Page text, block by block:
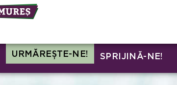
URMĂREȘTE-NE! SPRIJINĂ-NE!